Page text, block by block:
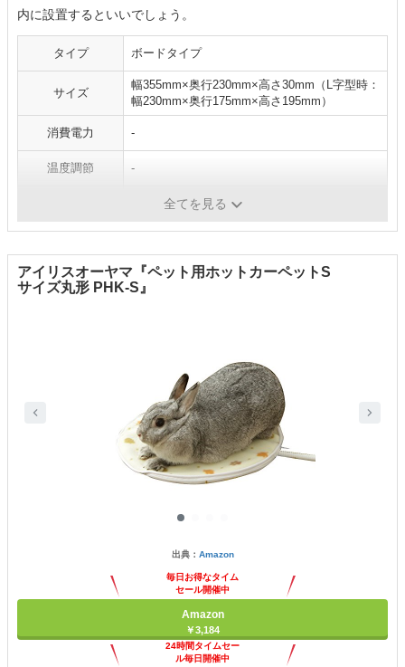
内に設置するといいでしょう。
タイプ ボードタイプ
サイズ
幅355mm×奥行230mm×高さ30mm（L字型時：
幅230mm×奥行175mm×高さ195mm）
消費電力 -
温度調節 -
全てを見る
アイリスオーヤマ『ペット用ホットカーペットS
サイズ丸形 PHK-S』
出典： Amazon
毎日お得なタイム
セール開催中
Amazon
￥3,184
24時間タイムセー
ル毎日開催中